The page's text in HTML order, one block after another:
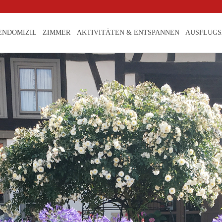
ZIMMER AKTIVITÄTEN & ENTSPANNEN